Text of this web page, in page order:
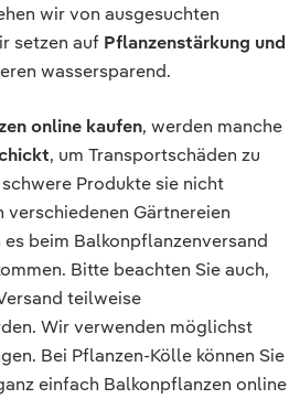
wir von ausgesuchten
setzen auf Pflanzenstärkung und
wassersparend.
online kaufen, werden manche
, um Transportschäden zu
Produkte sie nicht
verschiedenen Gärtnereien
beim Balkonpflanzenversand
Bitte beachten Sie auch,
teilweise
Wir verwenden möglichst
Bei Pflanzen-Kölle können Sie
einfach Balkonpflanzen online